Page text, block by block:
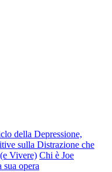
della Depressione,
sulla Distrazione che
Vivere) Chi è Joe
sua opera